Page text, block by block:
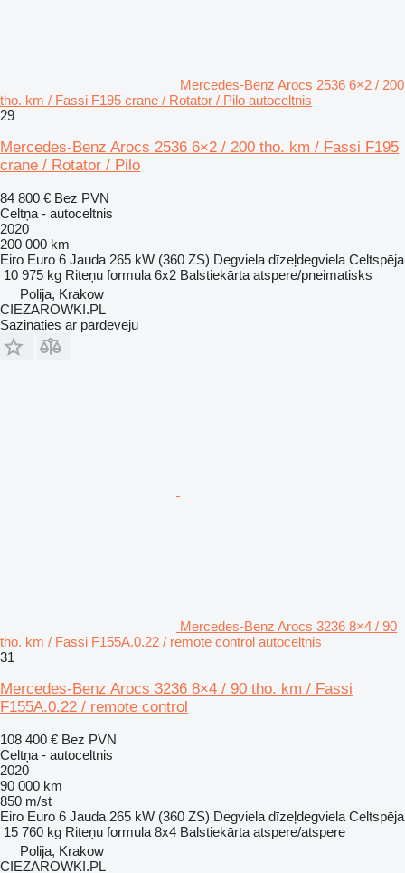
Mercedes-Benz Arocs 2536 6×2 / 200
tho. km / Fassi F195 crane / Rotator / Pilo autoceltnis
29
Mercedes-Benz Arocs 2536 6×2 / 200 tho. km / Fassi F195
crane / Rotator / Pilo
84 800 € Bez PVN
Celtņa - autoceltnis
2020
200 000 km
Eiro Euro 6 Jauda 265 kW (360 ZS) Degviela dīzeļdegviela Celtspēja
10 975 kg Riteņu formula 6x2 Balstiekārta atspere/pneimatisks
Polija, Krakow
CIEZAROWKI.PL
Sazināties ar pārdevēju
Mercedes-Benz Arocs 3236 8×4 / 90
tho. km / Fassi F155A.0.22 / remote control autoceltnis
31
Mercedes-Benz Arocs 3236 8×4 / 90 tho. km / Fassi
F155A.0.22 / remote control
108 400 € Bez PVN
Celtņa - autoceltnis
2020
90 000 km
850 m/st
Eiro Euro 6 Jauda 265 kW (360 ZS) Degviela dīzeļdegviela Celtspēja
15 760 kg Riteņu formula 8x4 Balstiekārta atspere/atspere
Polija, Krakow
CIEZAROWKI.PL